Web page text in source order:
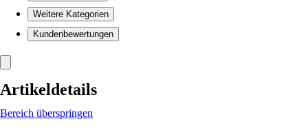
Weitere Kategorien
Kundenbewertungen
Artikeldetails
Bereich überspringen